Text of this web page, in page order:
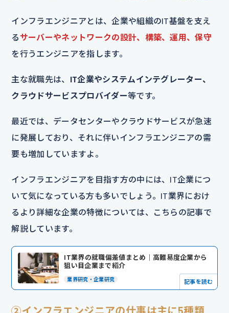
インフラエンジニアとは、企業や組織のIT基盤を支え
る サーバーやネットワークの設計、構築、運用、保守
を行うエンジニアを指します。
主な就職先は、 IT企業やシステムインテグレーター、
クラウドサービスプロバイダー等です。
最近では、データセンターやクラウドサービスが急速
に発展しており、それに伴いインフラエンジニアの需
要も増加していますよ。
インフラエンジニアを目指す方の中には、IT企業につ
いて気になっている方も多いでしょう。IT業界におけ
るより詳細な企業の特徴については、こちらの記事で
解説しています。
IT業界の就職偏差値まとめ｜高難易度企業から
狙い目企業まで紹介
業界研究・企業研究 記事を読む
②インフラエンジニアの仕事は主に5種類